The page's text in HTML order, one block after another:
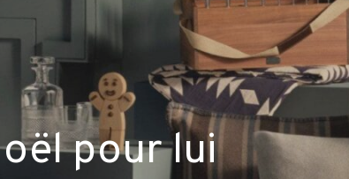
pour lui